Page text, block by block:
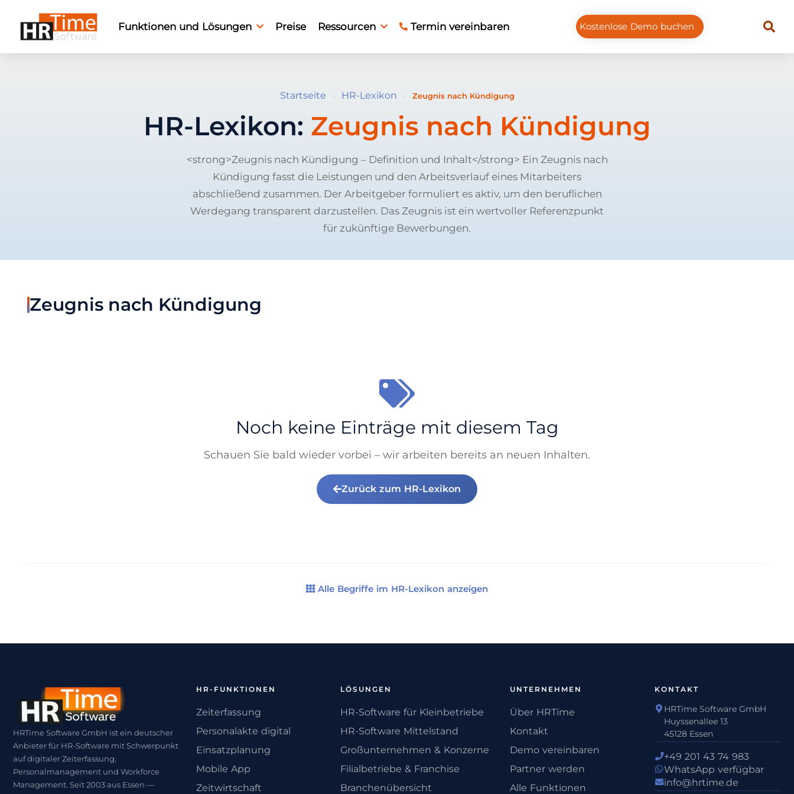
Funktionen und Lösungen Preise Ressourcen Termin vereinbaren Kostenlose Demo buchen
Startseite › HR-Lexikon › Zeugnis nach Kündigung
HR-Lexikon: Zeugnis nach Kündigung
<strong>Zeugnis nach Kündigung – Definition und Inhalt</strong> Ein Zeugnis nach
Kündigung fasst die Leistungen und den Arbeitsverlauf eines Mitarbeiters
abschließend zusammen. Der Arbeitgeber formuliert es aktiv, um den beruflichen
Werdegang transparent darzustellen. Das Zeugnis ist ein wertvoller Referenzpunkt
für zukünftige Bewerbungen.
Zeugnis nach Kündigung
Noch keine Einträge mit diesem Tag
Schauen Sie bald wieder vorbei – wir arbeiten bereits an neuen Inhalten.
Zurück zum HR-Lexikon
Alle Begriffe im HR-Lexikon anzeigen
HRTime Software GmbH ist ein deutscher
Anbieter für HR-Software mit Schwerpunkt
auf digitaler Zeiterfassung,
Personalmanagement und Workforce
Management. Seit 2003 aus Essen —
HR-FUNKTIONEN
Zeiterfassung
Personalakte digital
Einsatzplanung
Mobile App
Zeitwirtschaft
LÖSUNGEN
HR-Software für Kleinbetriebe
HR-Software Mittelstand
Großunternehmen & Konzerne
Filialbetriebe & Franchise
Branchenübersicht
UNTERNEHMEN
Über HRTime
Kontakt
Demo vereinbaren
Partner werden
Alle Funktionen
KONTAKT
HRTime Software GmbH
Huyssenallee 13
45128 Essen
+49 201 43 74 983
WhatsApp verfügbar
info@hrtime.de